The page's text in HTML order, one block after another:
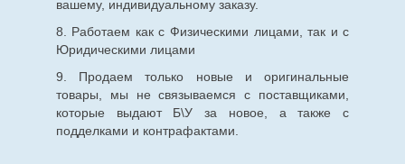
вашему, индивидуальному заказу.
8. Работаем как с Физическими лицами, так и с
Юридическими лицами
9. Продаем только новые и оригинальные
товары, мы не связываемся с поставщиками,
которые выдают Б\У за новое, а также с
подделками и контрафактами.